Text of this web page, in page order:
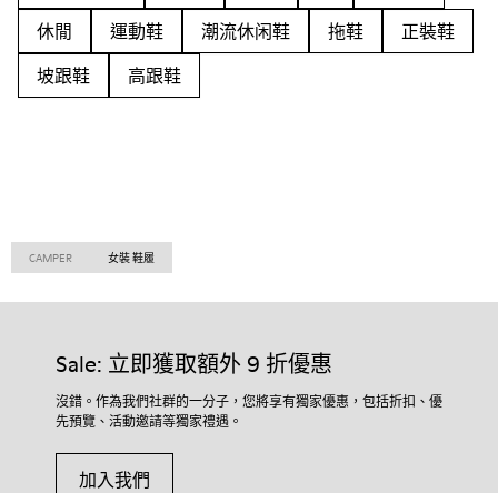
休閒
運動鞋 潮流休闲鞋 拖鞋
正裝鞋
坡跟鞋
高跟鞋
CAMPER 女裝 鞋履
Sale: 立即獲取額外 9 折優惠
沒錯。作為我們社群的一分子，您將享有獨家優惠，包括折扣、優
先預覽、活動邀請等獨家禮遇。
加入我們